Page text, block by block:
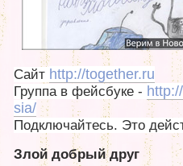
Сайт http://together.ru
Группа в фейсбуке -
sia/
Подключайтесь. Это
Злой добрый друг